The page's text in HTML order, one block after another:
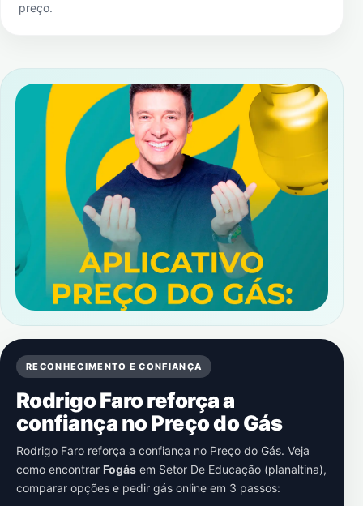
preço.
RECONHECIMENTO E CONFIANÇA
Rodrigo Faro reforça a
confiança no Preço do Gás
Rodrigo Faro reforça a confiança no Preço do Gás. Veja
como encontrar Fogás em Setor De Educação (planaltina),
comparar opções e pedir gás online em 3 passos: